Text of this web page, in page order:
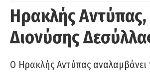
Ηρακλής Αντύπας,
Διονύσης
Ο Ηρακλής Αντύπας αναλαμβάνει